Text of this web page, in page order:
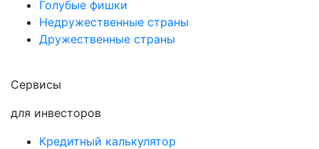
Голубые фишки
Недружественные страны
Дружественные страны
Сервисы
для инвесторов
Кредитный калькулятор